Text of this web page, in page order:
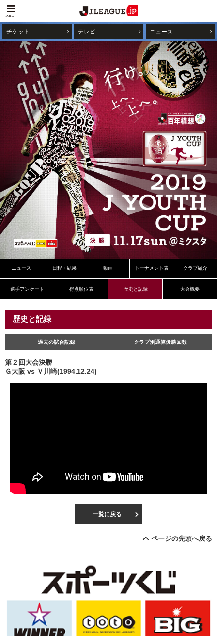
メニュー
チケット テレビ ニュース
ニュース 日程・結果 動画 トーナメント表 クラブ紹介
選手アンケート 得点順位表 歴史と記録 大会概要
歴史と記録
過去の試合記録 クラブ別通算優勝回数
第２回大会決勝
Ｇ大阪 vs Ｖ川崎(1994.12.24)
一覧に戻る
ページの先頭へ戻る